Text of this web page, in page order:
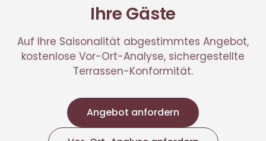
Ihre Gäste
Auf Ihre Saisonalität abgestimmtes Angebot,
kostenlose Vor-Ort-Analyse, sichergestellte
Terrassen-Konformität.
Angebot anfordern